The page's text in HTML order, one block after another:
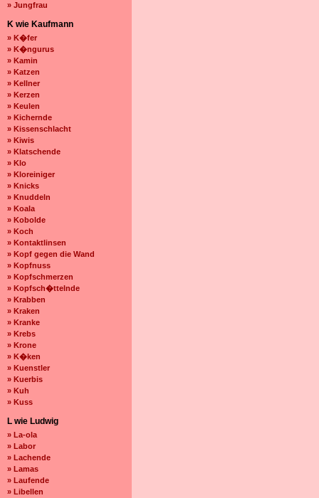
» Jungfrau
K wie Kaufmann
» K�fer
» K�ngurus
» Kamin
» Katzen
» Kellner
» Kerzen
» Keulen
» Kichernde
» Kissenschlacht
» Kiwis
» Klatschende
» Klo
» Kloreiniger
» Knicks
» Knuddeln
» Koala
» Kobolde
» Koch
» Kontaktlinsen
» Kopf gegen die Wand
» Kopfnuss
» Kopfschmerzen
» Kopfsch�ttelnde
» Krabben
» Kraken
» Kranke
» Krebs
» Krone
» K�ken
» Kuenstler
» Kuerbis
» Kuh
» Kuss
L wie Ludwig
» La-ola
» Labor
» Lachende
» Lamas
» Laufende
» Libellen